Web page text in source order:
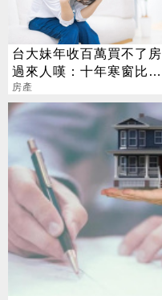
台大妹年收百萬買不了房
過來人嘆：十年寒窗比不
過三代從商
房產